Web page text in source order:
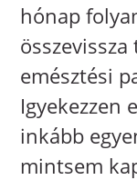
hónap
emésztési
Igyekezzen
inkább
mintsem